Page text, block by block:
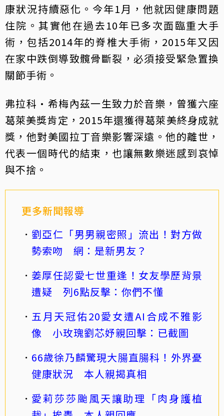
康狀況持續惡化。今年1月，他就因健康問題
住院。其實他在過去10年已多次面臨重大手
術，包括2014年的脊椎大手術，2015年又因
在家中跌倒導致髖骨斷裂，必須接受緊急置換
關節手術。
弗拉科·希梅內茲一生致力於音樂，曾獲六座
葛萊美獎肯定，2015年還獲得葛萊美終身成就
獎，他對美國拉丁音樂影響深遠。他的離世，
代表一個時代的結束，也讓無數樂迷感到哀悼
與不捨。
更多新聞報導
劉亞仁「男男親密照」流出！對方做
勢索吻 網：是新男友？
姜厚任認愛七世重逢！女友學歷背景
遭疑 列6點反擊：你們不懂
五月天冠佑20愛女遭AI合成不雅影
像 小玫瑰劉芯妤親回擊：已截圖
66歲徐乃麟驚現大腸直腸科！外界憂
健康狀況 本人親揭真相
愛莉莎莎颱風天讓助理「肉身護植